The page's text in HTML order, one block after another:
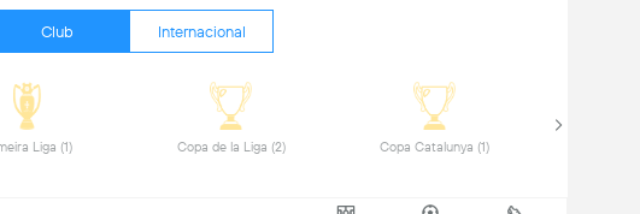
Club Internacional
Copa de la Liga (2)